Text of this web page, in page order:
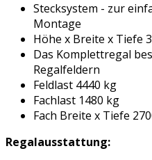
Stecksystem - zur
Montage
Höhe x Breite x Tiefe
Das Komplettregal
Regalfeldern
Feldlast 4440 kg
Fachlast 1480 kg
Fach Breite x Tiefe
Regalausstattung: